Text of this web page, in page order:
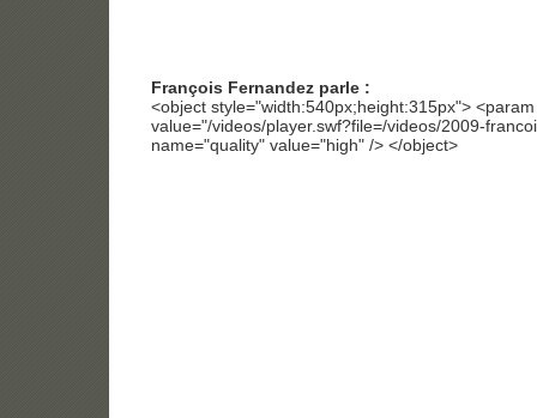
François Fernandez parle :
<object style="width:540px;height:315px">
value="/videos/player.swf?file=/videos/2009-
name="quality" value="high" /> </object>